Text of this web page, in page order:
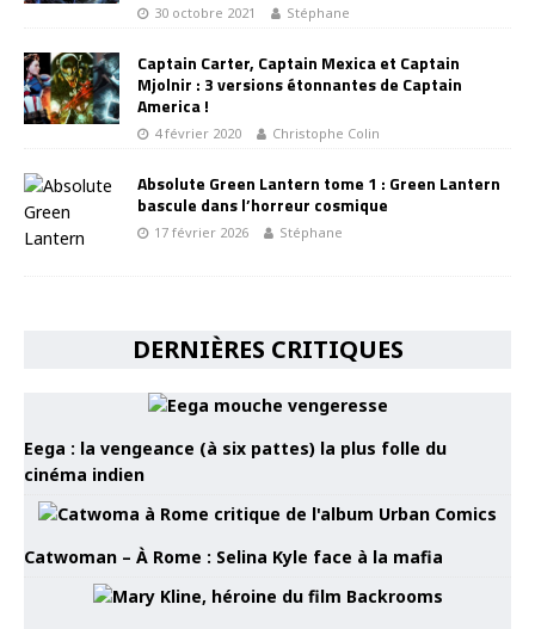
30 octobre 2021 Stéphane
Captain Carter, Captain Mexica et Captain
Mjolnir : 3 versions étonnantes de Captain
America !
4 février 2020 Christophe Colin
Absolute Green Lantern tome 1 : Green Lantern
bascule dans l’horreur cosmique
17 février 2026 Stéphane
DERNIÈRES CRITIQUES
Eega : la vengeance (à six pattes) la plus folle du
cinéma indien
Catwoman – À Rome : Selina Kyle face à la mafia